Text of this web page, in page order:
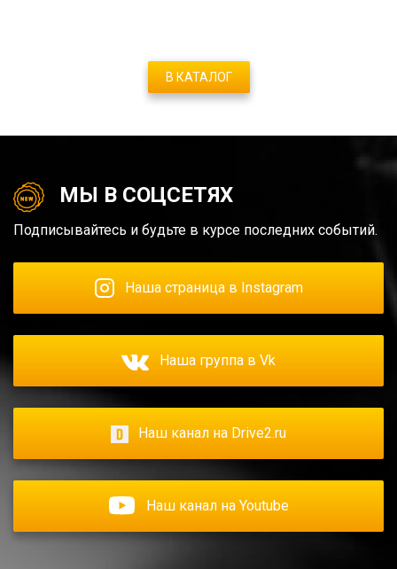
В КАТАЛОГ
МЫ В СОЦСЕТЯХ
Подписывайтесь и будьте в курсе последних событий.
Наша страница в Instagram
Наша группа в Vk
Наш канал на Drive2.ru
Наш канал на Youtube